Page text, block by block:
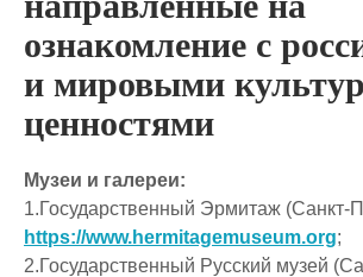
ознакомление с
и мировыми
ценностями
Музеи и галереи:
1.Государственный Эрмитаж (Санкт-
https://www.hermitagemuseum.org;
2.Государственный Русский музей